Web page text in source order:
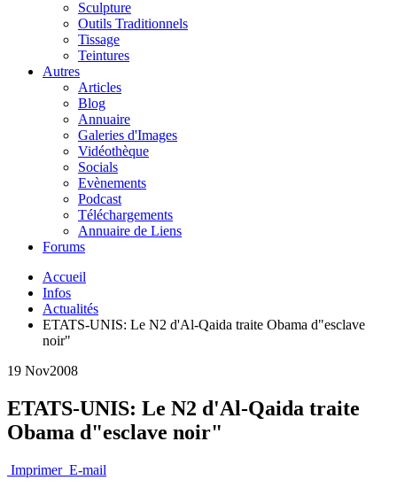
Sculpture
Outils Traditionnels
Tissage
Teintures
Autres
Articles
Blog
Annuaire
Galeries d'Images
Vidéothèque
Socials
Evènements
Podcast
Téléchargements
Annuaire de Liens
Forums
Accueil
Infos
Actualités
ETATS-UNIS: Le N2 d'Al-Qaida traite Obama d"esclave
noir"
19 Nov2008
ETATS-UNIS: Le N2 d'Al-Qaida traite
Obama d"esclave noir"
Imprimer E-mail